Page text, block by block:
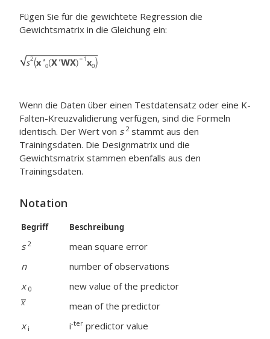
Fügen Sie für die gewichtete Regression die
Gewichtsmatrix in die Gleichung ein:
Wenn die Daten über einen Testdatensatz oder eine K-
Falten-Kreuzvalidierung verfügen, sind die Formeln
identisch. Der Wert von s 2stammt aus den
Trainingsdaten. Die Designmatrix und die
Gewichtsmatrix stammen ebenfalls aus den
Trainingsdaten.
Notation
Begriff Beschreibung
s 2
mean square error
n
number of observations
x 0
new value of the predictor
mean of the predictor
x i i-ter predictor value